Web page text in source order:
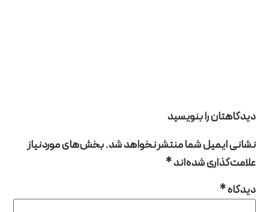
را بنویسید
ایمیل شما منتشر نخواهد شد.بخش‌های موردنیاز
شده‌اند*
*